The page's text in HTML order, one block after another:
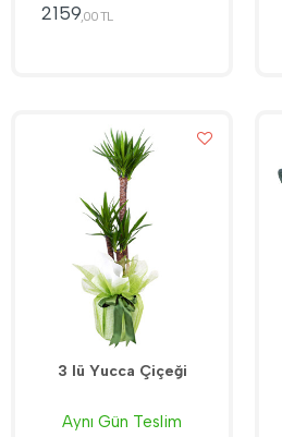
2159,00 TL
3 lü Yucca Çiçeği
Aynı Gün Teslim